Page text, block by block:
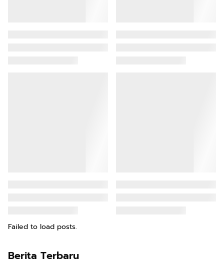
Failed to load posts.
Berita Terbaru